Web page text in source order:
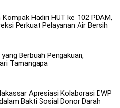
Hadiri HUT ke-102 PDAM,
Perkuat Pelayanan Air Bersih
Berbuah Pengakuan,
Tamangapa
Apresiasi Kolaborasi DWP
Bakti Sosial Donor Darah